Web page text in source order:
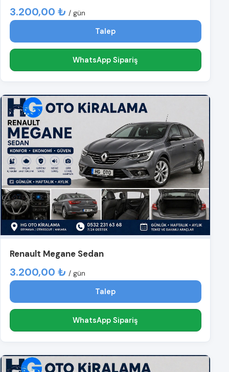
3.200,00 ₺ / gün
Talep
WhatsApp Sipariş
Renault Megane Sedan
3.200,00 ₺ / gün
Talep
WhatsApp Sipariş